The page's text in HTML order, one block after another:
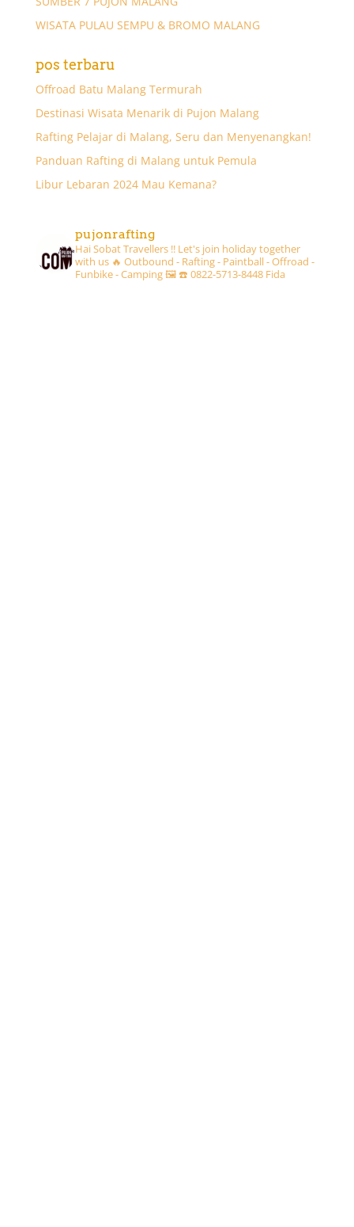
WISATA PULAU SEMPU & BROMO MALANG
pos terbaru
Offroad Batu Malang Termurah
Destinasi Wisata Menarik di Pujon Malang
Rafting Pelajar di Malang, Seru dan Menyenangkan!
Panduan Rafting di Malang untuk Pemula
Libur Lebaran 2024 Mau Kemana?
pujonrafting
Hai Sobat Travellers !! Let's join holiday together
with us 🔥 Outbound - Rafting - Paintball - Offroad -
Funbike - Camping 🖼☎️ 0822-5713-8448 Fida